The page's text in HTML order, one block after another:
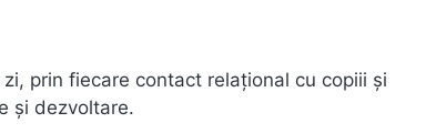
prin fiecare contact relaţional cu copiii şi
şi dezvoltare.